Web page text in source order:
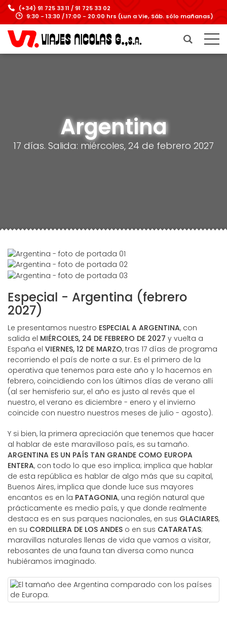
(+34) 91 725 33 11 / 91 725 33 02
9:30 - 13:30 / 17:00 - 20:00 hrs (Lun a Vie, Sáb. sólo mañanas)
Argentina
17 días. Salida: miércoles, 24 de febrero 2027
Especial - Argentina (febrero
2027)
Le presentamos nuestro ESPECIAL A ARGENTINA, con
salida el MIÉRCOLES, 24 DE FEBRERO DE 2027 y vuelta a
España el VIERNES, 12 DE MARZO, tras 17 días de programa
recorriendo el país de norte a sur. Es el primero de la
operativa que tenemos para este año y lo hacemos en
febrero, coincidiendo con los últimos días de verano allí
(al ser hemisferio sur, el año es justo al revés que el
nuestro, el verano es diciembre - enero y el invierno
coincide con nuestro nuestros meses de julio - agosto).
Y si bien, la primera apreciación que tenemos que hacer
al hablar de este maravilloso país, es su tamaño.
ARGENTINA ES UN PAÍS TAN GRANDE COMO EUROPA
ENTERA, con todo lo que eso implica; implica que hablar
de esta república es hablar de algo más que su capital,
Buenos Aires, implica que donde luce sus mayores
encantos es en la PATAGONIA, una región natural que
prácticamente es medio país, y que donde realmente
destaca es en sus parques nacionales, en sus GLACIARES,
en su CORDILLERA DE LOS ANDES o en sus CATARATAS;
maravillas naturales llenas de vida que vamos a visitar,
rebosantes de una fauna tan diversa como nunca
hubiéramos imaginado.